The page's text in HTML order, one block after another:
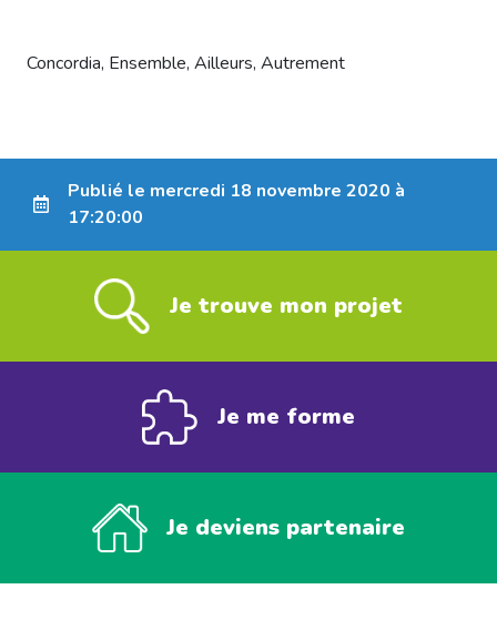
Concordia, Ensemble, Ailleurs, Autrement
Publié le mercredi 18 novembre 2020 à
17:20:00
Je trouve mon projet
Je me forme
Je deviens partenaire